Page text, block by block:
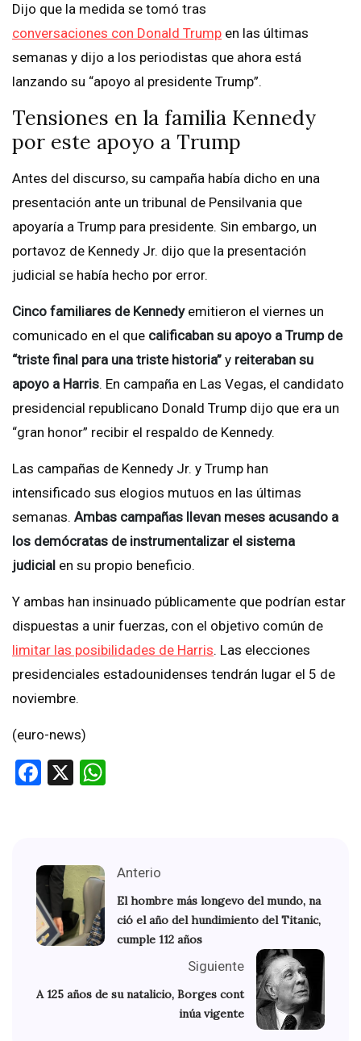
Dijo que la medida se tomó tras
conversaciones con Donald Trump en las últimas
semanas y dijo a los periodistas que ahora está
lanzando su “apoyo al presidente Trump”.
Tensiones en la familia Kennedy
por este apoyo a Trump
Antes del discurso, su campaña había dicho en una
presentación ante un tribunal de Pensilvania que
apoyaría a Trump para presidente. Sin embargo, un
portavoz de Kennedy Jr. dijo que la presentación
judicial se había hecho por error.
Cinco familiares de Kennedyemitieron el viernes un
comunicado en el que calificaban su apoyo a Trump de
“triste final para una triste historia” y reiteraban su
apoyo a Harris. En campaña en Las Vegas, el candidato
presidencial republicano Donald Trump dijo que era un
“gran honor” recibir el respaldo de Kennedy.
Las campañas de Kennedy Jr. y Trump han
intensificado sus elogios mutuos en las últimas
semanas. Ambas campañas llevan meses acusando a
los demócratas de instrumentalizar el sistema
judicial en su propio beneficio.
Y ambas han insinuado públicamente que podrían estar
dispuestas a unir fuerzas, con el objetivo común de
limitar las posibilidades de Harris. Las elecciones
presidenciales estadounidenses tendrán lugar el 5 de
noviembre.
(euro-news)
Facebook
X
Anterio
El hombre más longevo del mundo, na
ció el año del hundimiento del Titanic,
cumple 112 años
Siguiente
A 125 años de su natalicio, Borges cont
inúa vigente